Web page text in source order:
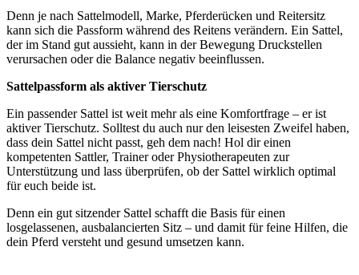
Denn je nach Sattelmodell, Marke, Pferderücken und Reitersitz
kann sich die Passform während des Reitens verändern. Ein Sattel,
der im Stand gut aussieht, kann in der Bewegung Druckstellen
verursachen oder die Balance negativ beeinflussen.
Sattelpassform als aktiver Tierschutz
Ein passender Sattel ist weit mehr als eine Komfortfrage – er ist
aktiver Tierschutz. Solltest du auch nur den leisesten Zweifel haben,
dass dein Sattel nicht passt, geh dem nach! Hol dir einen
kompetenten Sattler, Trainer oder Physiotherapeuten zur
Unterstützung und lass überprüfen, ob der Sattel wirklich optimal
für euch beide ist.
Denn ein gut sitzender Sattel schafft die Basis für einen
losgelassenen, ausbalancierten Sitz – und damit für feine Hilfen, die
dein Pferd versteht und gesund umsetzen kann.